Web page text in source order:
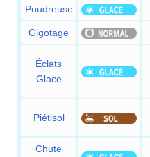
Poudreuse
Gigotage
Éclats
Glace
Piétisol
Chute